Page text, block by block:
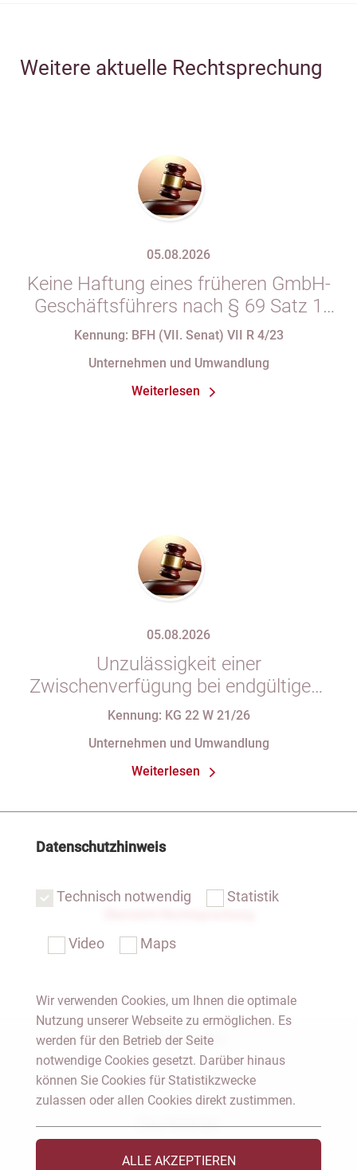
Weitere aktuelle Rechtsprechung
05.08.2026
Keine Haftung eines früheren GmbH-
Geschäftsführers nach § 69 Satz 1
i.V.m. § 34 Abs. 1 AO nach Verlust
Eintragung im Handelsregister
Kennung: BFH (VII. Senat) VII R 4/23
Unternehmen und Umwandlung
Weiterlesen
05.08.2026
Unzulässigkeit einer
Zwischenverfügung bei endgültigem
Eintragungshindernis und
einer eGbR im Gesellschaftsregister
Kennung: KG 22 W 21/26
Unternehmen und Umwandlung
Weiterlesen
Notar Dresden
Fachgebiete
Das Notariat
Datenschutzhinweis
Technisch notwendig Statistik
Video Maps
Wir verwenden Cookies, um Ihnen die optimale
Nutzung unserer Webseite zu ermöglichen. Es
werden für den Betrieb der Seite
notwendige Cookies gesetzt. Darüber hinaus
können Sie Cookies für Statistikzwecke
zulassen oder allen Cookies direkt zustimmen.
ALLE AKZEPTIEREN